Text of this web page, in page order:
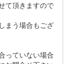
て頂きますので
まう場合もござ
っていない場合